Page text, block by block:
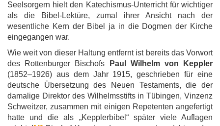
Seelsorgern hielt den Katechismus-Unterricht für wichtiger
als die Bibel-Lektüre, zumal ihrer Ansicht nach der
wesentliche Kern der Bibel ja in die Dogmen der Kirche
eingegangen war.
Wie weit von dieser Haltung entfernt ist bereits das Vorwort
des Rottenburger Bischofs
Paul Wilhelm von Keppler
(1852–1926) aus dem Jahr 1915, geschrieben für eine
deutsche Übersetzung des Neuen Testaments, die der
damalige Direktor des Wilhelmsstifts in Tübingen, Vinzenz
Schweitzer, zusammen mit einigen Repetenten angefertigt
hatte und die als „Kepplerbibel“ später viele Auflagen